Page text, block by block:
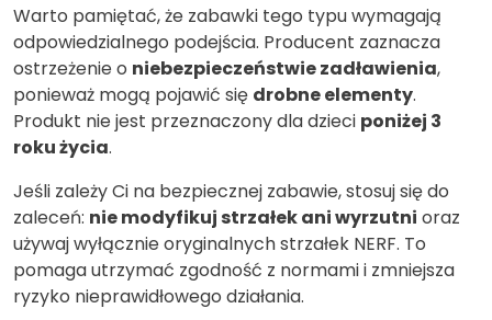
Warto pamiętać, że zabawki tego typu wymagają
odpowiedzialnego podejścia. Producent zaznacza
ostrzeżenie o niebezpieczeństwie zadławienia,
ponieważ mogą pojawić się drobne elementy.
Produkt nie jest przeznaczony dla dzieci poniżej 3
roku życia.
Jeśli zależy Ci na bezpiecznej zabawie, stosuj się do
zaleceń: nie modyfikuj strzałek ani wyrzutni oraz
używaj wyłącznie oryginalnych strzałek NERF. To
pomaga utrzymać zgodność z normami i zmniejsza
ryzyko nieprawidłowego działania.